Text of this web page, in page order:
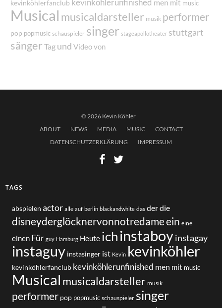
kevinköhlerfanclub kevinköhlerunfinished men mit music
Musical musicaldarsteller musik performer
pop popmusic schauspieler singer stageapollotheater stuttgart
sänger Tag und Video von
© 2026 Kevin Köhler
ABOUT
NEWS MEDIA MUSIC
CONTACT
DATENSCHUTZERKLÄRUNG
IMPRESSUM
TAGS
abspielen actor alle auf berlin blackandwhite das derdie
disneyderglöcknervonnotredameein eine
einen Für guy Hamburg Heute ichinstaboy instagay
instaguy instasinger ist Kevin kevinköhler
kevinköhlerfanclub kevinköhlerunfinished men mit music
Musical musicaldarsteller musik
performer pop popmusic schauspieler singer